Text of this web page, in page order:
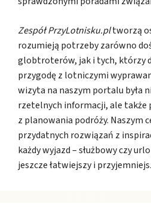
Zespół PrzyLotnisku.pltworzą
rozumieją potrzeby zarówno
globtroterów, jak i tych, którzy
przygodę z lotniczymi
wizyta na naszym portalu była
rzetelnych informacji, ale także
z planowania podróży. Naszym
przydatnych rozwiązań z
każdy wyjazd – służbowy czy
jeszcze łatwiejszy i